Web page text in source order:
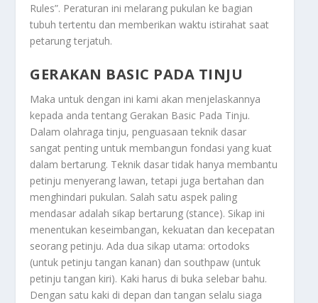
Rules”. Peraturan ini melarang pukulan ke bagian
tubuh tertentu dan memberikan waktu istirahat saat
petarung terjatuh.
GERAKAN BASIC PADA TINJU
Maka untuk dengan ini kami akan menjelaskannya
kepada anda tentang Gerakan Basic Pada Tinju.
Dalam olahraga tinju, penguasaan teknik dasar
sangat penting untuk membangun fondasi yang kuat
dalam bertarung. Teknik dasar tidak hanya membantu
petinju menyerang lawan, tetapi juga bertahan dan
menghindari pukulan. Salah satu aspek paling
mendasar adalah sikap bertarung (stance). Sikap ini
menentukan keseimbangan, kekuatan dan kecepatan
seorang petinju. Ada dua sikap utama: ortodoks
(untuk petinju tangan kanan) dan southpaw (untuk
petinju tangan kiri). Kaki harus di buka selebar bahu.
Dengan satu kaki di depan dan tangan selalu siaga